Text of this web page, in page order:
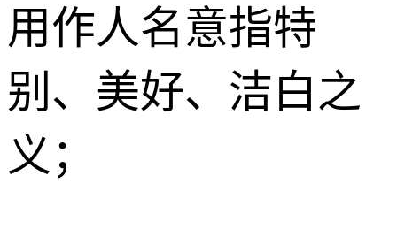
用作人名意指特
别、美好、洁白之
义；